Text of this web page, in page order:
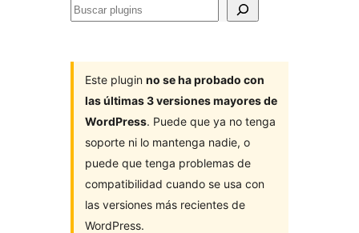
Buscar
Este plugin no se ha probado con
las últimas 3 versiones mayores de
WordPress. Puede que ya no tenga
soporte ni lo mantenga nadie, o
puede que tenga problemas de
compatibilidad cuando se usa con
las versiones más recientes de
WordPress.